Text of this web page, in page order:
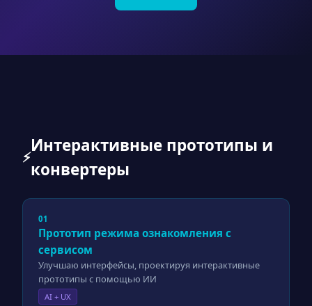
⚡
Интерактивные прототипы и
конвертеры
01
Прототип режима ознакомления с
сервисом
Улучшаю интерфейсы, проектируя интерактивные
прототипы с помощью ИИ
AI + UX